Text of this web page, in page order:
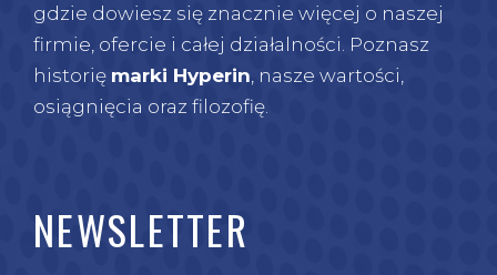
gdzie dowiesz się znacznie więcej o naszej
firmie, ofercie i całej działalności. Poznasz
historię marki Hyperin , nasze wartości,
osiągnięcia oraz filozofię.
NEWSLETTER